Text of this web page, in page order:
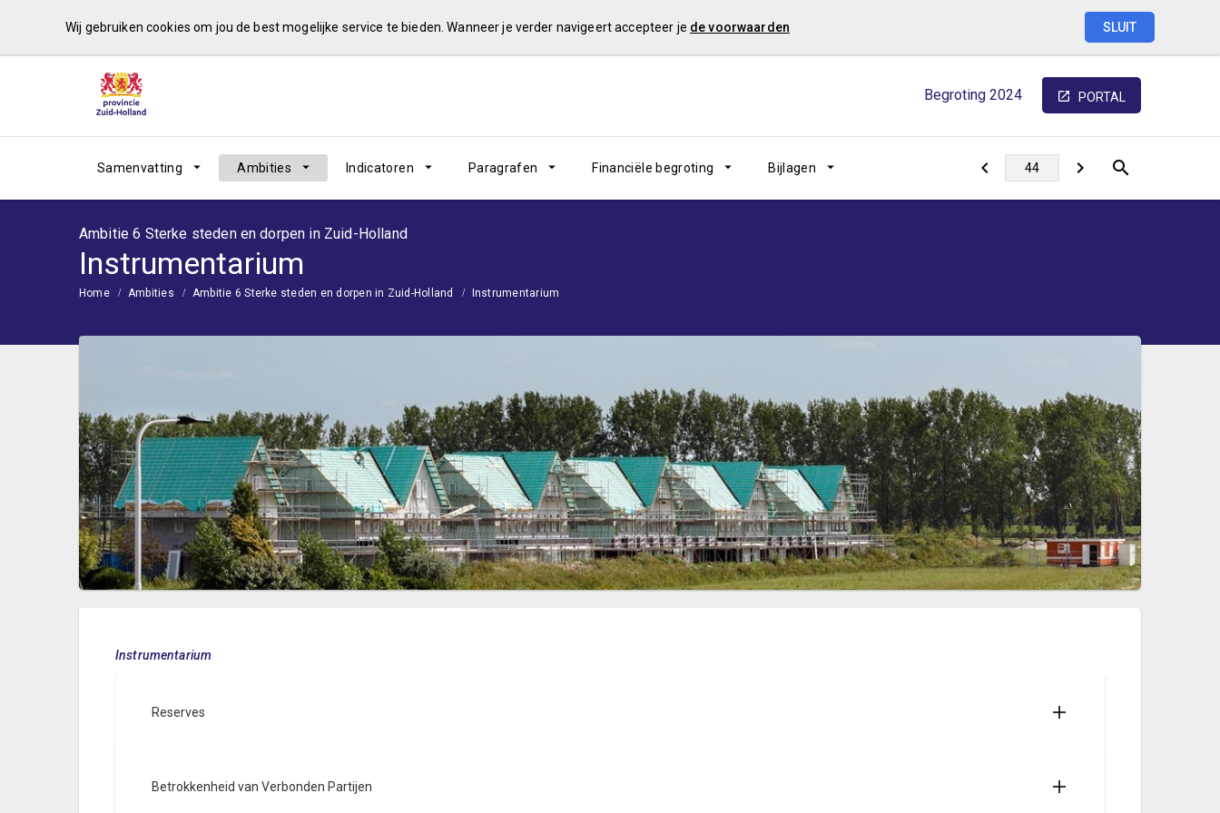
Wij gebruiken cookies om jou de best mogelijke service te bieden. Wanneer je verder navigeert accepteer je de voorwaarden SLUIT
Begroting 2024 PORTAL
Samenvatting Ambities Indicatoren Paragrafen Financiële begroting Bijlagen
Ambitie 6 Sterke steden en dorpen in Zuid-Holland
Instrumentarium
Home Ambities Ambitie 6 Sterke steden en dorpen in Zuid-Holland Instrumentarium
Instrumentarium
Reserves
Betrokkenheid van Verbonden Partijen